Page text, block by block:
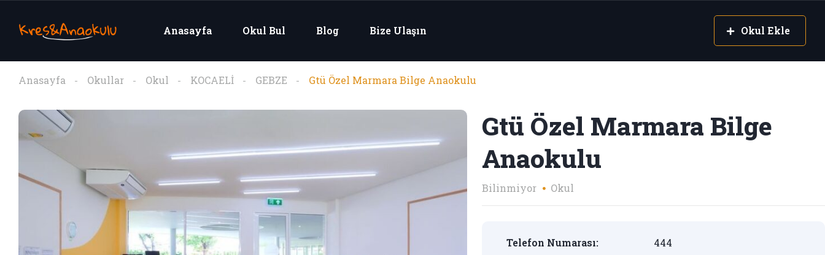
Anasayfa Okul Bul Blog Bize Ulaşın Okul Ekle
Anasayfa Okullar Okul KOCAELİ GEBZE Gtü Özel Marmara Bilge Anaokulu
Gtü Özel Marmara Bilge
Anaokulu
Bilinmiyor Okul
Telefon Numarası:
444